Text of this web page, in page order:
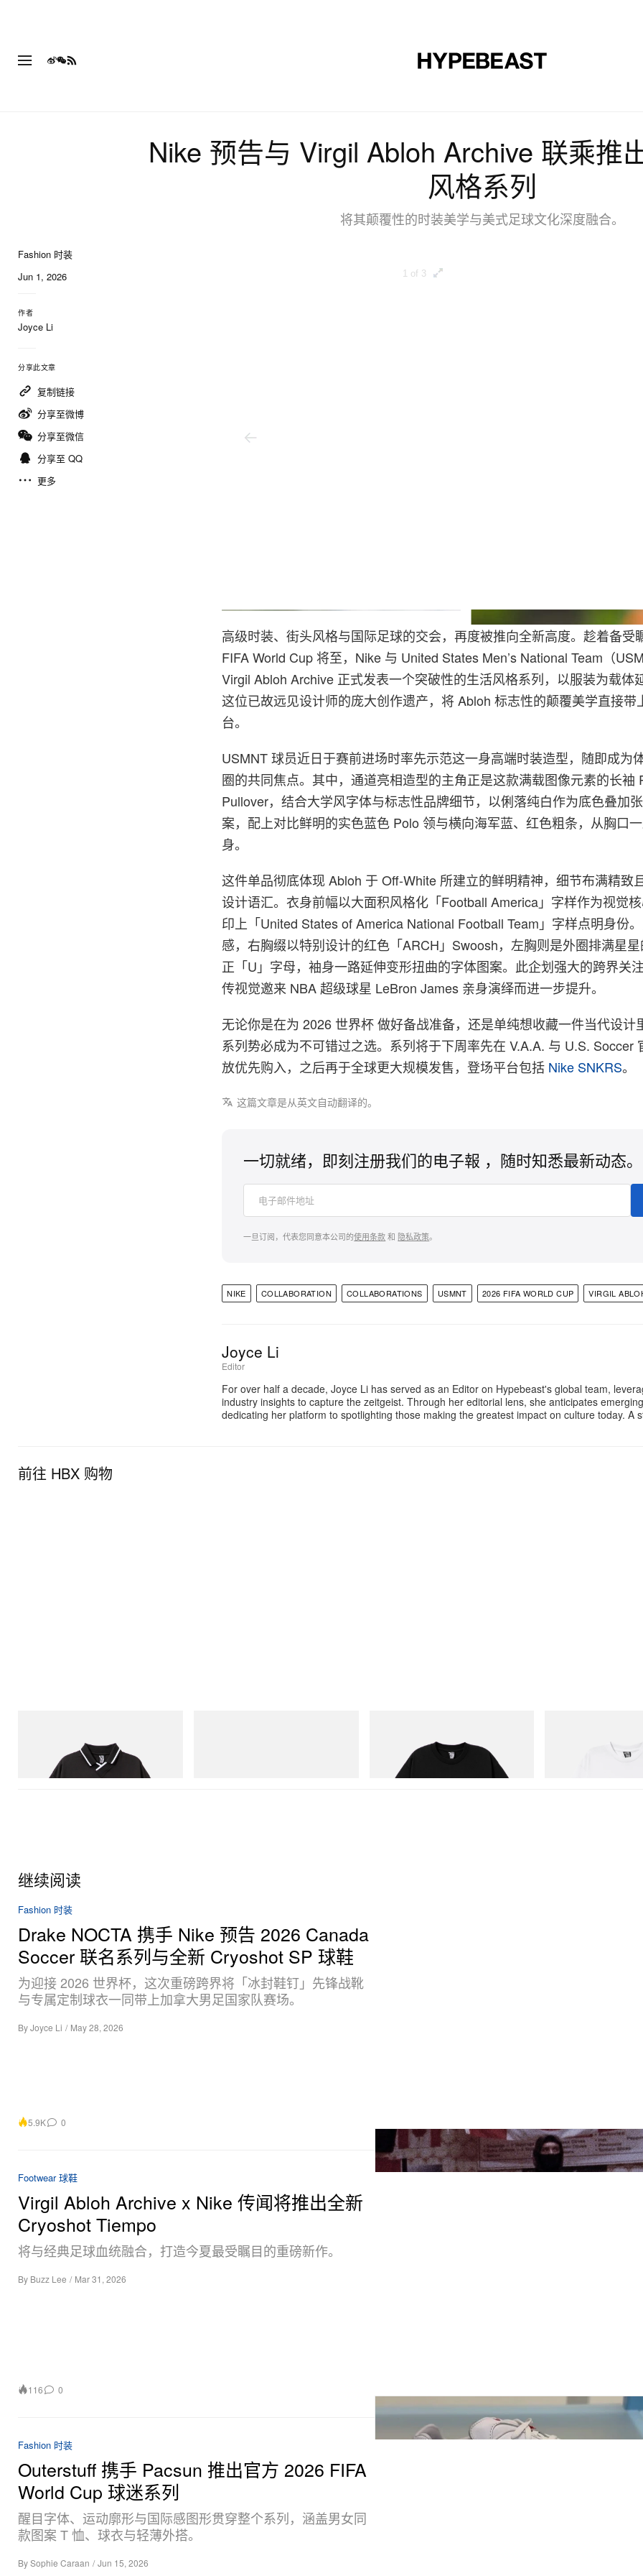
Nike 预告与 Virgil Abloh Archive 联乘推
风格系列
将其颠覆性的时装美学与美式足球文化深度融合。
Fashion 时装
Jun 1, 2026
作者
Joyce Li
分享此文章
复制链接
分享至微博
分享至微信
分享至 QQ
更多
1 of 3
高级时装、街头风格与国际足球的交会，再度被推向全新高度。趁着备受
FIFA World Cup 将至，Nike 与 United States Men’s National Team（
Virgil Abloh Archive 正式发表一个突破性的生活风格系列，以服装为载体
这位已故远见设计师的庞大创作遗产，将 Abloh 标志性的颠覆美学直接带
台。
USMNT 球员近日于赛前进场时率先示范这一身高端时装造型，随即成为
圈的共同焦点。其中，通道亮相造型的主角正是这款满载图像元素的长袖
Pullover，结合大学风字体与标志性品牌细节，以俐落纯白作为底色叠加
案，配上对比鲜明的实色蓝色 Polo 领与横向海军蓝、红色粗条，从胸口
身。
这件单品彻底体现 Abloh 于 Off-White 所建立的鲜明精神，细节布满精致
设计语汇。衣身前幅以大面积风格化「Football America」字样作为视觉
印上「United States of America National Football Team」字样点明身份
感，右胸缀以特别设计的红色「ARCH」Swoosh，左胸则是外圈排满星
正「U」字母，袖身一路延伸变形扭曲的字体图案。此企划强大的跨界关
传视觉邀来 NBA 超级球星 LeBron James 亲身演绎而进一步提升。
无论你是在为 2026 世界杯 做好备战准备，还是单纯想收藏一件当代设计
系列势必成为不可错过之选。系列将于下周率先在 V.A.A. 与 U.S. Soccer
放优先购入，之后再于全球更大规模发售，登场平台包括 Nike SNKRS。
这篇文章是从英文自动翻译的。
一切就绪，即刻注册我们的电子報 ，随时知悉最新动态。
一旦订阅，代表您同意本公司的使用条款和 隐私政策。
NIKE COLLABORATION COLLABORATIONS USMNT 2026 FIFA WORLD CUP VIRGIL
Joyce Li
Editor
For over half a decade, Joyce Li has served as an Editor on Hypebeast's global team,
industry insights to capture the zeitgeist. Through her editorial lens, she anticipates
dedicating her platform to spotlighting those making the greatest impact on culture today. A
前往 HBX 购物
BILLIONAIRE BOYS CLUB X INITIAL D
COTTON T-SHIRT #1
立刻购入
Billionaire Boys Club X
继续阅读
Fashion 时装
Drake NOCTA 携手 Nike 预告 2026 Canada
Soccer 联名系列与全新 Cryoshot SP 球鞋
为迎接 2026 世界杯，这次重磅跨界将「冰封鞋钉」先锋战靴
与专属定制球衣一同带上加拿大男足国家队赛场。
ByJoyce Li / May 28, 2026
5.9K 0
Footwear 球鞋
Virgil Abloh Archive x Nike 传闻将推出全新
Cryoshot Tiempo
将与经典足球血统融合，打造今夏最受瞩目的重磅新作。
By Buzz Lee / Mar 31, 2026
116 0
Fashion 时装
Outerstuff 携手 Pacsun 推出官方 2026 FIFA
World Cup 球迷系列
醒目字体、运动廓形与国际感图形贯穿整个系列，涵盖男女同
款图案 T 恤、球衣与轻薄外搭。
BySophie Caraan / Jun 15, 2026